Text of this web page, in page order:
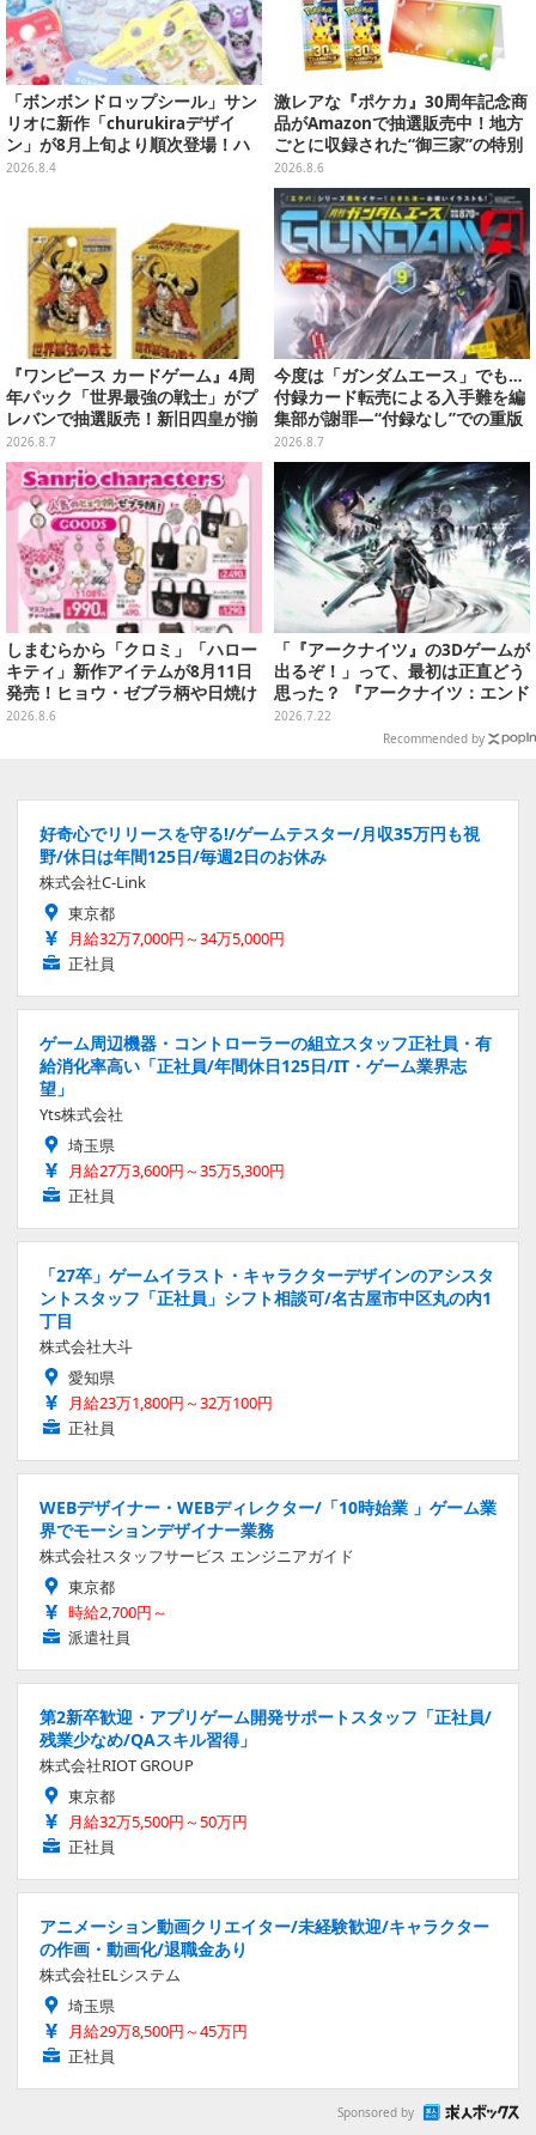
「ボンボンドロップシール」サン
リオに新作「churukiraデザイ
ン」が8月上旬より順次登場！ハ
ローキティ、はぴだんぶいなど全
2026.8.4
激レアな『ポケカ』30周年記念商
品がAmazonで抽選販売中！地方
ごとに収録された“御三家”の特別
カード
2026.8.6
『ワンピース カードゲーム』4周
年パック「世界最強の戦士」がプ
レバンで抽選販売！新旧四皇が揃
い踏み、刃牙作者が描く「カイド
ウ」も
2026.8.7
今度は「ガンダムエース」でも…
付録カード転売による入手難を編
集部が謝罪―“付録なし”での重版
対応を進行中
2026.8.7
しまむらから「クロミ」「ハロー
キティ」新作アイテムが8月11日
発売！ヒョウ・ゼブラ柄や日焼け
デザインの可愛い雑貨・アパレル
2026.8.6
「『アークナイツ』の3Dゲームが
出るぞ！」って、最初は正直どう
思った？ 『アークナイツ：エンド
フィールド』リリース半年を機
に、4人のインフルエンサーに聞
談会】
2026.7.22
Recommended by
好奇心でリリースを守る!/ゲームテスター/月収35万円も視
野/休日は年間125日/毎週2日のお休み
株式会社C-Link
東京都
月給32万7,000円～34万5,000円
正社員
ゲーム周辺機器・コントローラーの組立スタッフ正社員・有
給消化率高い「正社員/年間休日125日/IT・ゲーム業界志
望」
Yts株式会社
埼玉県
月給27万3,600円～35万5,300円
正社員
「27卒」ゲームイラスト・キャラクターデザインのアシスタ
ントスタッフ「正社員」シフト相談可/名古屋市中区丸の内1
丁目
株式会社大斗
愛知県
月給23万1,800円～32万100円
正社員
WEBデザイナー・WEBディレクター/「10時始業 」ゲーム業
界でモーションデザイナー業務
株式会社スタッフサービス エンジニアガイド
東京都
時給2,700円～
派遣社員
第2新卒歓迎・アプリゲーム開発サポートスタッフ「正社員/
残業少なめ/QAスキル習得」
株式会社RIOT GROUP
東京都
月給32万5,500円～50万円
正社員
アニメーション動画クリエイター/未経験歓迎/キャラクター
の作画・動画化/退職金あり
株式会社ELシステム
埼玉県
月給29万8,500円～45万円
正社員
Sponsored by